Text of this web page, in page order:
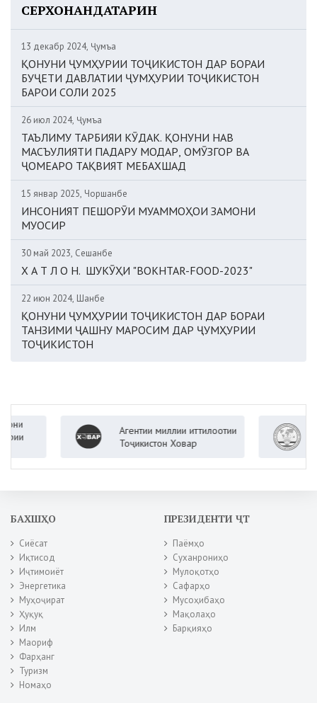
СЕРХОНАНДАТАРИН
13 декабр 2024, Ҷумъа
ҚОНУНИ ҶУМҲУРИИ ТОҶИКИСТОН ДАР БОРАИ
БУҶЕТИ ДАВЛАТИИ ҶУМҲУРИИ ТОҶИКИСТОН
БАРОИ СОЛИ 2025
26 июл 2024, Ҷумъа
ТАЪЛИМУ ТАРБИЯИ КӮДАК. ҚОНУНИ НАВ
МАСЪУЛИЯТИ ПАДАРУ МОДАР, ОМӮЗГОР ВА
ҶОМЕАРО ТАҚВИЯТ МЕБАХШАД
15 январ 2025, Чоршанбе
ИНСОНИЯТ ПЕШОРӮИ МУАММОҲОИ ЗАМОНИ
МУОСИР
30 май 2023, Сешанбе
Х А Т Л О Н. ШУКӮҲИ "BOKHTAR-FOOD-2023"
22 июн 2024, Шанбе
ҚОНУНИ ҶУМҲУРИИ ТОҶИКИСТОН ДАР БОРАИ
ТАНЗИМИ ҶАШНУ МАРОСИМ ДАР ҶУМҲУРИИ
ТОҶИКИСТОН
Агентии миллии иттилоотии
Тоҷикистон Ховар
БАХШҲО
Сиёсат
Иқтисод
Иҷтимоиёт
Энергетика
Муҳоҷират
Ҳуқуқ
Илм
Маориф
Фарҳанг
Туризм
Номаҳо
ПРЕЗИДЕНТИ ҶТ
Паёмҳо
Суханрониҳо
Мулоқотҳо
Сафарҳо
Мусоҳибаҳо
Мақолаҳо
Барқияҳо